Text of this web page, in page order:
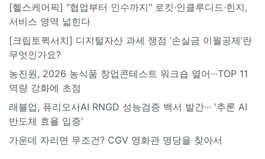
[헬스케어픽] "협업부터 인수까지" 로킷·인클루디드·힌지,
서비스 영역 넓힌다
[크립토퀵서치] 디지털자산 과세 쟁점 ‘손실금 이월공제’란
무엇인가요?
농진원, 2026 농식품 창업콘테스트 워크숍 열어···TOP 11
역량 강화에 초점
래블업, 퓨리오사AI RNGD 성능검증 백서 발간··· '추론 AI
반도체 효율 입증'
가운데 자리면 무조건? CGV 영화관 명당을 찾아서